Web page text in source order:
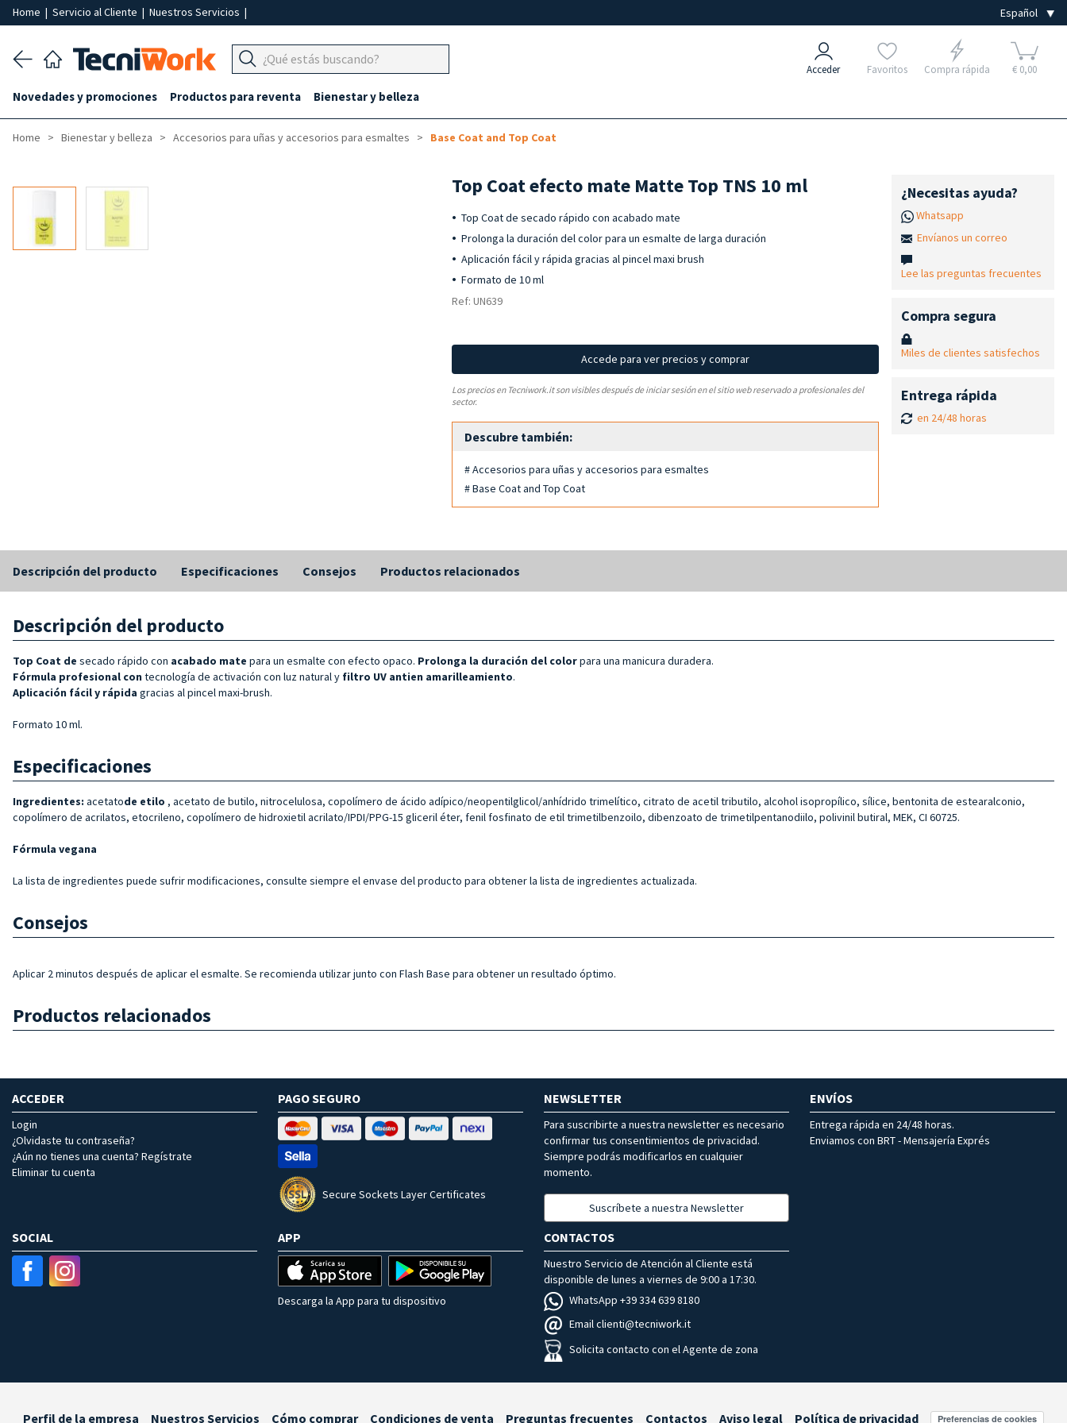
Home | Servicio al Cliente | Nuestros Servicios |
Acceder Favoritos Compra rápida € 0,00
Novedades y promociones Productos para reventa Bienestar y belleza
Home Bienestar y belleza Accesorios para uñas y accesorios para esmaltes Base Coat and Top Coat
-40% Top Coat efecto mate Matte Top TNS 10 ml
Top Coat de secado rápido con acabado mate
Prolonga la duración del color para un esmalte de larga duración
Aplicación fácil y rápida gracias al pincel maxi brush
Formato de 10 ml
Ref: UN639
Accede para ver precios y comprar
Los precios en Tecniwork.it son visibles después de iniciar sesión en el sitio web reservado a profesionales del
sector.
Descubre también:
# Accesorios para uñas y accesorios para esmaltes
# Base Coat and Top Coat
¿Necesitas ayuda?
Whatsapp
Envíanos un correo
Lee las preguntas frecuentes
Compra segura
Miles de clientes satisfechos
Entrega rápida
en 24/48 horas
Descripción del producto Especificaciones Consejos Productos relacionados
Descripción del producto
Top Coat de secado rápido con acabado mate para un esmalte con efecto opaco. Prolonga la duración del colorpara una manicura duradera.
Fórmula profesional con tecnología de activación con luz natural y filtro UV antien amarilleamiento.
Aplicación fácil y rápida gracias al pincel maxi-brush.
Formato 10 ml.
Especificaciones
Ingredientes: acetatode etilo , acetato de butilo, nitrocelulosa, copolímero de ácido adípico/neopentilglicol/anhídrido trimelítico, citrato de acetil tributilo, alcohol isopropílico, sílice, bentonita de estearalconio,
copolímero de acrilatos, etocrileno, copolímero de hidroxietil acrilato/IPDI/PPG-15 gliceril éter, fenil fosfinato de etil trimetilbenzoilo, dibenzoato de trimetilpentanodiilo, polivinil butiral, MEK, CI 60725.
Fórmula vegana
La lista de ingredientes puede sufrir modificaciones, consulte siempre el envase del producto para obtener la lista de ingredientes actualizada.
Consejos
Aplicar 2 minutos después de aplicar el esmalte. Se recomienda utilizar junto con Flash Base para obtener un resultado óptimo.
Productos relacionados
ACCEDER
Login
¿Olvidaste tu contraseña?
¿Aún no tienes una cuenta? Regístrate
Eliminar tu cuenta
PAGO SEGURO
Secure Sockets Layer Certificates
NEWSLETTER
Para suscribirte a nuestra newsletter es necesario
confirmar tus consentimientos de privacidad.
Siempre podrás modificarlos en cualquier
momento.
Suscríbete a nuestra Newsletter
ENVÍOS
Entrega rápida en 24/48 horas.
Enviamos con BRT - Mensajería Exprés
SOCIAL APP
Descarga la App para tu dispositivo
CONTACTOS
Nuestro Servicio de Atención al Cliente está
disponible de lunes a viernes de 9:00 a 17:30.
WhatsApp +39 334 639 8180
Email clienti@tecniwork.it
Solicita contacto con el Agente de zona
Perfil de la empresa Nuestros Servicios Cómo comprar Condiciones de venta Preguntas frecuentes Contactos Aviso legal Política de privacidad Preferencias de cookies